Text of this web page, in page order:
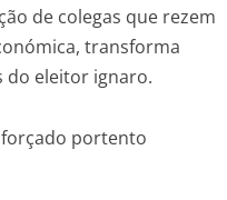
de colegas que rezem
transforma
do eleitor ignaro.
portento